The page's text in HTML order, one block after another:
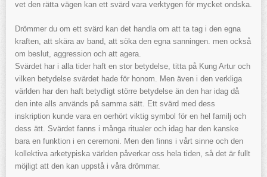
vet den rätta vägen kan ett svärd vara verktygen för mycket ondska.
Drömmer du om ett svärd kan det handla om att ta tag i den egna
kraften, att skära av band, att söka den egna sanningen. men också
om beslut, aggression och att agera.
Svärdet har i alla tider haft en stor betydelse, titta på Kung Artur och
vilken betydelse svärdet hade för honom. Men även i den verkliga
världen har den haft betydligt större betydelse än den har idag då
den inte alls används på samma sätt. Ett svärd med dess
inskription kunde vara en oerhört viktig symbol för en hel familj och
dess ätt. Svärdet fanns i många ritualer och idag har den kanske
bara en funktion i en ceremoni. Men den finns i vårt sinne och den
kollektiva arketypiska världen påverkar oss hela tiden, så det är fullt
möjligt att den kan uppstå i våra drömmar.